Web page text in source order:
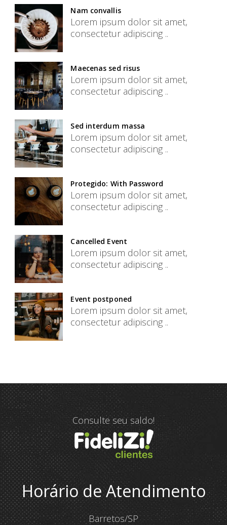
Nam convallis
Lorem ipsum dolor sit amet,
consectetur adipiscing ..
Maecenas sed risus
Lorem ipsum dolor sit amet,
consectetur adipiscing ..
Sed interdum massa
Lorem ipsum dolor sit amet,
consectetur adipiscing ..
Protegido: With Password
Lorem ipsum dolor sit amet,
consectetur adipiscing ..
Cancelled Event
Lorem ipsum dolor sit amet,
consectetur adipiscing ..
Event postponed
Lorem ipsum dolor sit amet,
consectetur adipiscing ..
Consulte seu saldo!
Horário de Atendimento
Barretos/SP